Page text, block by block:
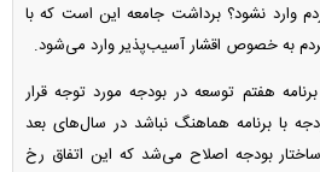
وارد نشود؟ برداشت جامعه این است که با
به خصوص اقشار آسیب‌پذیر وارد می‌شود.
هفتم توسعه در بودجه مورد توجه قرار
با برنامه هماهنگ نباشد در سال‌های بعد
بودجه اصلاح می‌شد که این اتفاق رخ